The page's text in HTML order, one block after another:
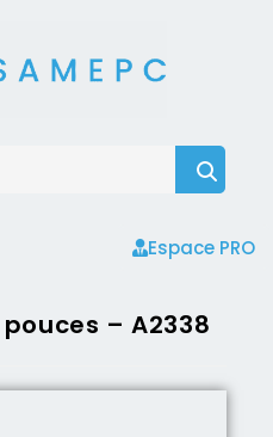
Espace PRO
pouces – A2338